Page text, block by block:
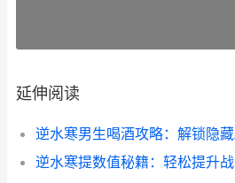
延伸阅读
逆水寒提数值秘籍：轻松提升